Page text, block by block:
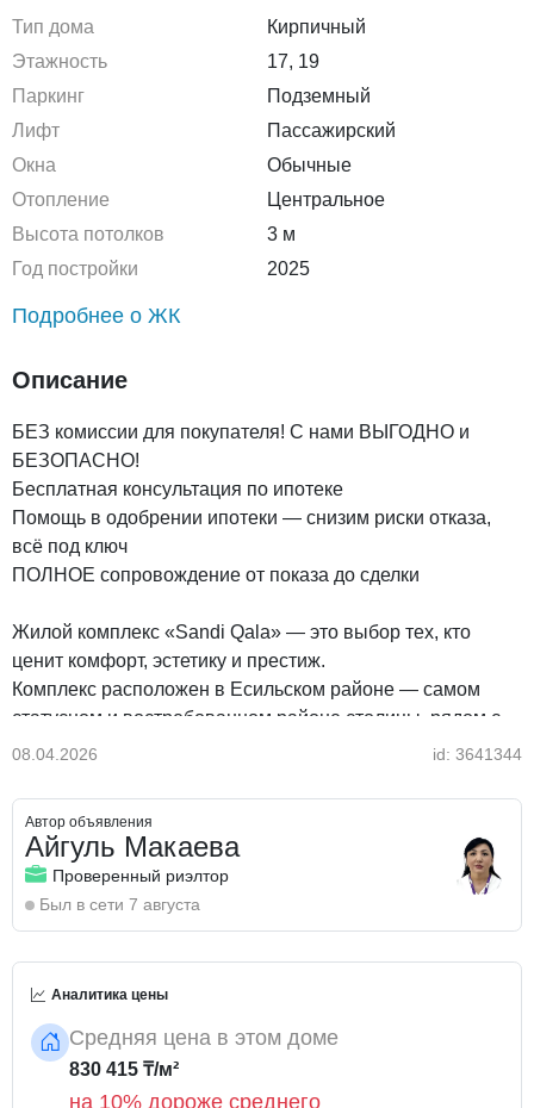
Тип дома
Кирпичный
Этажность
17, 19
Паркинг
Подземный
Лифт
Пассажирский
Окна
Обычные
Отопление
Центральное
Высота потолков
3 м
Год постройки
2025
Подробнее о ЖК
Описание
БЕЗ комиссии для покупателя! С нами ВЫГОДНО и
БЕЗОПАСНО!
Бесплатная консультация по ипотеке
Помощь в одобрении ипотеки — снизим риски отказа,
всё под ключ
ПОЛНОЕ сопровождение от показа до сделки
Жилой комплекс «Sandi Qala» — это выбор тех, кто
ценит комфорт, эстетику и престиж.
Комплекс расположен в Есильском районе — самом
статусном и востребованном районе столицы, рядом с
Сфера Парк.
и для инвестиций.
Дом комфорт-класса с продуманной архитектурой и
потолками 3 метра, которые дают ощущение простора,
света и воздуха.
— школы и детские сады
— зелёные прогулочные зоны
— удобные выезды на ключевые проспекты
08.04.2026 id: 3641344
Автор объявления
Айгуль Макаева
Проверенный риэлтор
Был в сети 7 августа
Аналитика цены
Средняя цена в этом доме
830 415 ₸/м²
на 10% дороже среднего